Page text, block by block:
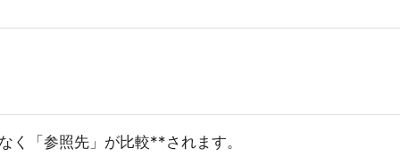
く「参照先」が比較**されます。